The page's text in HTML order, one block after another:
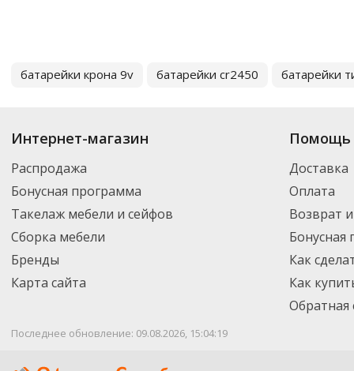
батарейки крона 9v батарейки cr2450 батарейки
Интернет-магазин
Распродажа
Бонусная программа
Такелаж мебели и сейфов
Сборка мебели
Бренды
Карта сайта
Помощь
Доставка
Оплата
Возврат
Бонусная
Как
Как
Обратная
Последнее обновление: 09.08.2026, 15:04:19